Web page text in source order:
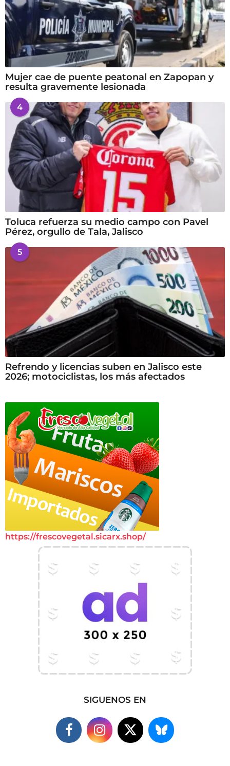
Mujer cae de puente peatonal en Zapopan y
resulta gravemente lesionada
4
Toluca refuerza su medio campo con Pavel
Pérez, orgullo de Tala, Jalisco
5
Refrendo y licencias suben en Jalisco este
2026; motociclistas, los más afectados
https://frescovegetal.sicarx.shop/
SIGUENOS EN